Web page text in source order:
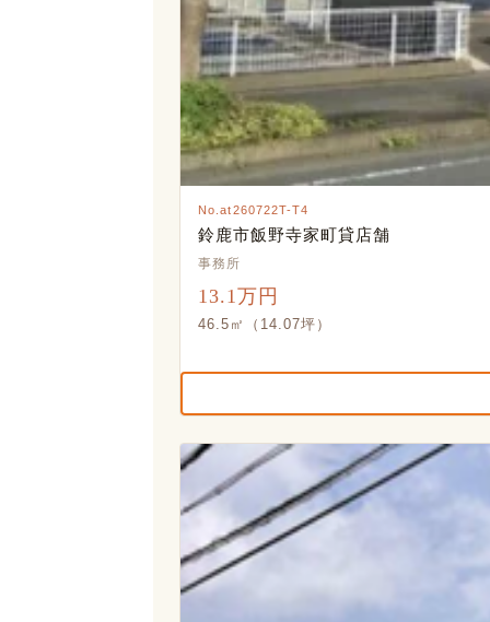
No.at260722T-T4
鈴鹿市飯野寺家町貸店舗
事務所
13.1万円
46.5㎡（14.07坪）